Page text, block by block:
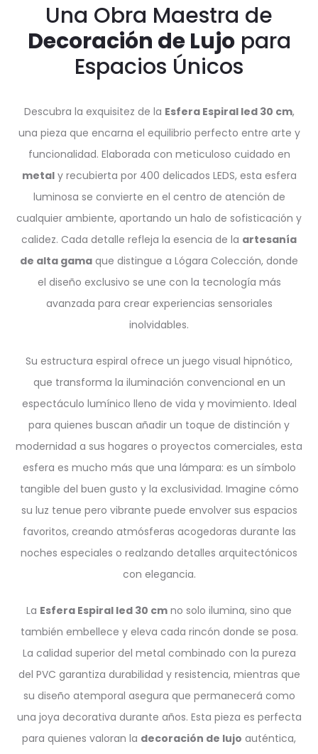
Una Obra Maestra de
Decoración de Lujopara
Espacios Únicos
Descubra la exquisitez de la Esfera Espiral led 30 cm,
una pieza que encarna el equilibrio perfecto entre arte y
funcionalidad. Elaborada con meticuloso cuidado en
metaly recubierta por 400 delicados LEDS, esta esfera
luminosa se convierte en el centro de atención de
cualquier ambiente, aportando un halo de sofisticación y
calidez. Cada detalle refleja la esencia de la artesanía
de alta gama que distingue a Lógara Colección, donde
el diseño exclusivo se une con la tecnología más
avanzada para crear experiencias sensoriales
inolvidables.
Su estructura espiral ofrece un juego visual hipnótico,
que transforma la iluminación convencional en un
espectáculo lumínico lleno de vida y movimiento. Ideal
para quienes buscan añadir un toque de distinción y
modernidad a sus hogares o proyectos comerciales, esta
esfera es mucho más que una lámpara: es un símbolo
tangible del buen gusto y la exclusividad. Imagine cómo
su luz tenue pero vibrante puede envolver sus espacios
favoritos, creando atmósferas acogedoras durante las
noches especiales o realzando detalles arquitectónicos
con elegancia.
La Esfera Espiral led 30 cm no solo ilumina, sino que
también embellece y eleva cada rincón donde se posa.
La calidad superior del metal combinado con la pureza
del PVC garantiza durabilidad y resistencia, mientras que
su diseño atemporal asegura que permanecerá como
una joya decorativa durante años. Esta pieza es perfecta
para quienes valoran la decoración de lujo auténtica,